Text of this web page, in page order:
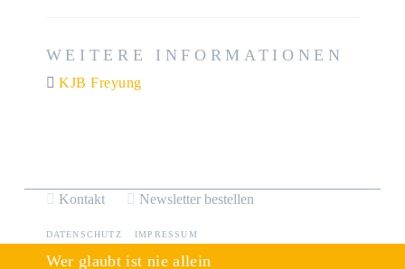
WEITERE INFORMATIONEN
KJB Freyung
Kontakt Newsletter bestellen
DATENSCHUTZ IMPRESSUM
Wer glaubt ist nie allein